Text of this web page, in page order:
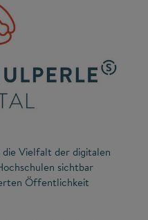
Vielfalt der digitalen
sichtbar
Öffentlichkeit